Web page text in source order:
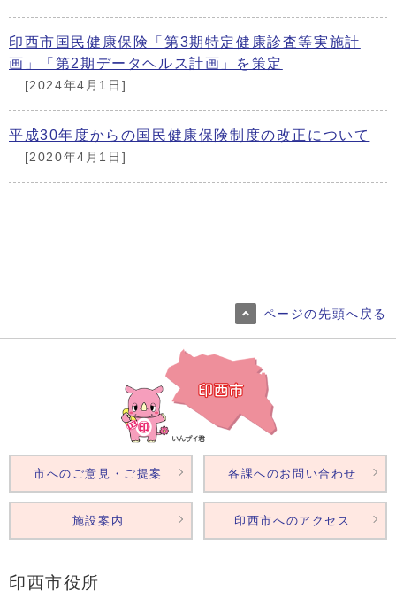
印西市国民健康保険「第3期特定健康診査等実施計
画」「第2期データヘルス計画」を策定
[2024年4月1日]
平成30年度からの国民健康保険制度の改正について
[2020年4月1日]
ページの先頭へ戻る
印西市役所
市へのご意見・ご提案 各課へのお問い合わせ
施設案内 印西市へのアクセス